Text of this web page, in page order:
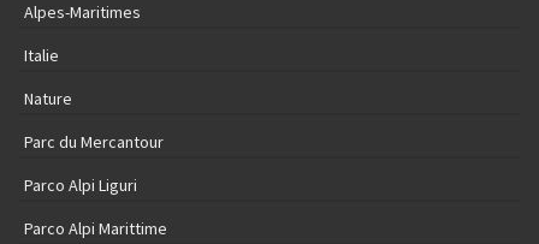
Alpes-Maritimes
Italie
Nature
Parc du Mercantour
Parco Alpi Liguri
Parco Alpi Marittime